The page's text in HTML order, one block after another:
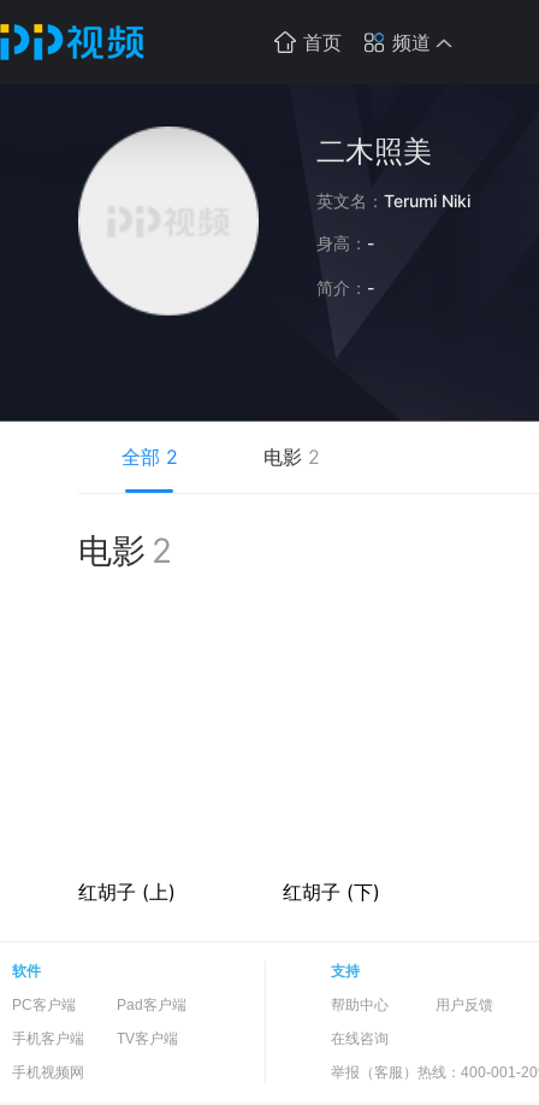
首页 频道
二木照美
英文名： Terumi Niki
身高： -
简介： -
全部 2 电影 2
电影 2
红胡子 (上) 红胡子 (下)
软件
PC客户端
Pad客户端
手机客户端
TV客户端
手机视频网
支持
帮助中心
用户反馈
在线咨询
举报（客服）热线：400-001-